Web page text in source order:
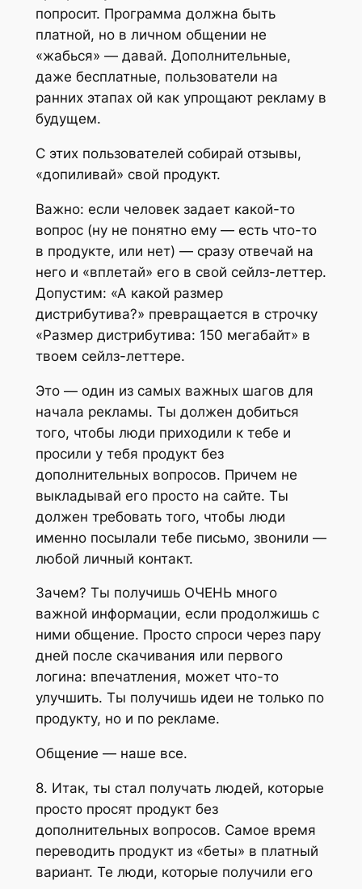
попросит. Программа должна быть
платной, но в личном общении не
«жабься» — давай. Дополнительные,
даже бесплатные, пользователи на
ранних этапах ой как упрощают рекламу в
будущем.
С этих пользователей собирай отзывы,
«допиливай» свой продукт.
Важно: если человек задает какой-то
вопрос (ну не понятно ему — есть что-то
в продукте, или нет) — сразу отвечай на
него и «вплетай» его в свой сейлз-леттер.
Допустим: «А какой размер
дистрибутива?» превращается в строчку
«Размер дистрибутива: 150 мегабайт» в
твоем сейлз-леттере.
Это — один из самых важных шагов для
начала рекламы. Ты должен добиться
того, чтобы люди приходили к тебе и
просили у тебя продукт без
дополнительных вопросов. Причем не
выкладывай его просто на сайте. Ты
должен требовать того, чтобы люди
именно посылали тебе письмо, звонили —
любой личный контакт.
Зачем? Ты получишь ОЧЕНЬ много
важной информации, если продолжишь с
ними общение. Просто спроси через пару
дней после скачивания или первого
логина: впечатления, может что-то
улучшить. Ты получишь идеи не только по
продукту, но и по рекламе.
Общение — наше все.
8. Итак, ты стал получать людей, которые
просто просят продукт без
дополнительных вопросов. Самое время
переводить продукт из «беты» в платный
вариант. Те люди, которые получили его